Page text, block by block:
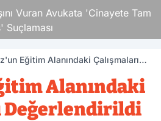
Vuran Avukata 'Cinayete Tam
Eğitim Alanındaki Çalışmaları
Alanındaki
Değerlendirildi